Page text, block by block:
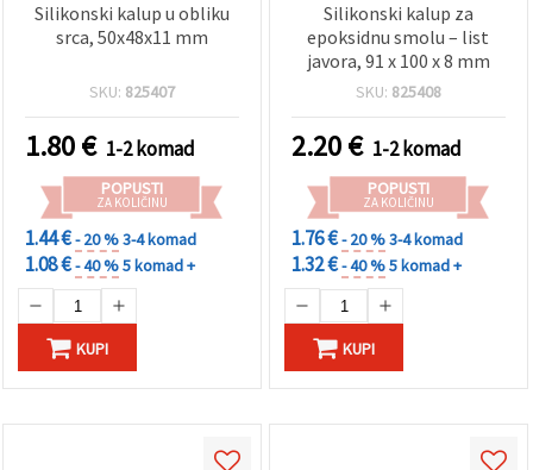
Silikonski kalup u obliku
srca, 50x48x11 mm
SKU: 825407
1.80€ 1-2 komad
POPUSTI
ZA KOLIČINU
1.44 €- 20 %3-4 komad
1.08 €- 40 %5 komad +
KUPI
Silikonski kalup za
epoksidnu smolu – list
javora, 91 x 100 x 8 mm
SKU: 825408
2.20€ 1-2 komad
POPUSTI
ZA KOLIČINU
1.76 €- 20 %3-4 komad
1.32 €- 40 %5 komad +
KUPI